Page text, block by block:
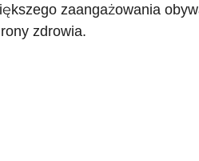
zaangażowania
zdrowia.